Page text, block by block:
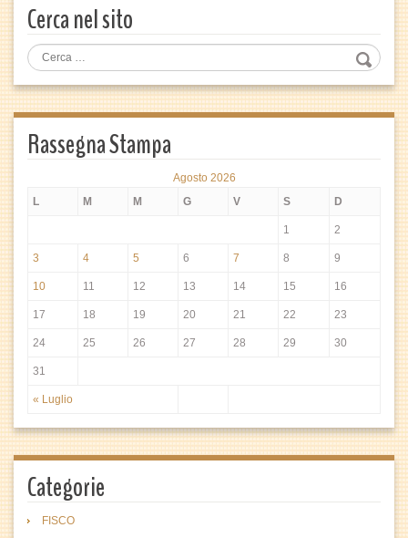
Cerca nel sito
Rassegna Stampa
Agosto 2026
L
M M G V S D
« Luglio
1 2
3 4 5 6 7 8 9
10 11 12 13 14 15 16
17 18 19 20 21 22 23
24 25 26 27 28 29 30
31
Categorie
FISCO